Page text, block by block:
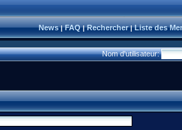
News|FAQ|Rechercher|Liste des
Nom d'utilisateur: